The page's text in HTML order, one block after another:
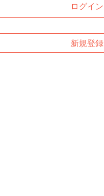
ログイン
新規登録